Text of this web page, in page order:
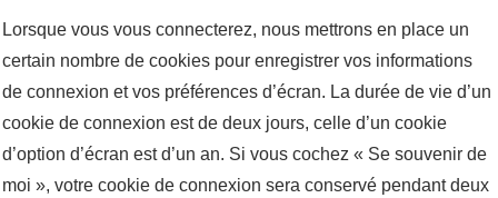
Lorsque vous vous connecterez, nous mettrons en place un
certain nombre de cookies pour enregistrer vos informations
de connexion et vos préférences d’écran. La durée de vie d’un
cookie de connexion est de deux jours, celle d’un cookie
d’option d’écran est d’un an. Si vous cochez « Se souvenir de
moi », votre cookie de connexion sera conservé pendant deux